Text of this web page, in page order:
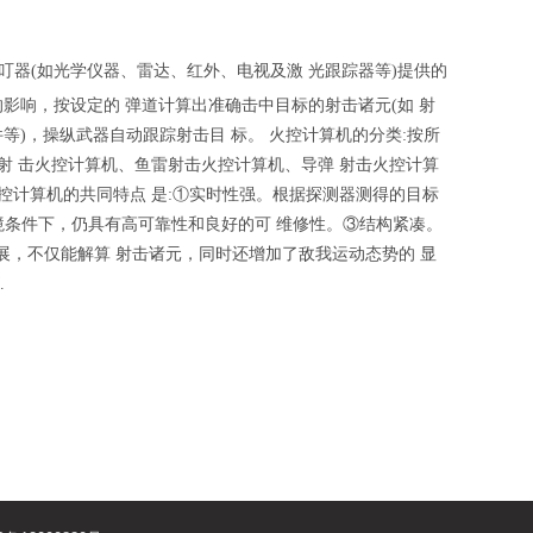
器(如光学仪器、雷达、红外、电视及激 光跟踪器等)提供的
响，按设定的 弹道计算出准确击中目标的射击诸元(如 射
等) ，操纵武器自动跟踪射击目 标。 火控计算机的分类:按所
击火控计算机、鱼雷射击火控计算机、导弹 射击火控计算
计算机的共同特点 是:①实时性强。根据探测器测得的目标
条件下，仍具有高可靠性和良好的可 维修性。 ③结构紧凑。
，不仅能解算 射击诸元，同时还增加了敌我运动态势的 显